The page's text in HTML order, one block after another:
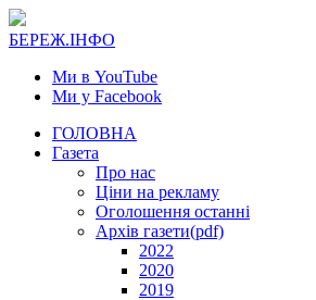
БЕРЕЖ.ІНФО
Ми в YouTube
Ми у Facebook
ГОЛОВНА
Газета
Про нас
Ціни на рекламу
Оголошення останні
Архів газети(pdf)
2022
2020
2019